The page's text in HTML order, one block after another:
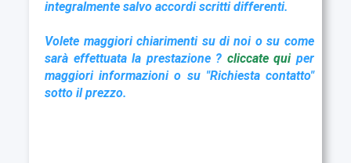
integralmente salvo accordi scritti differenti.
Volete maggiori chiarimenti su di noi o su come
sarà effettuata la prestazione ? cliccate quiper
maggiori informazioni o su "Richiesta contatto"
sotto il prezzo.